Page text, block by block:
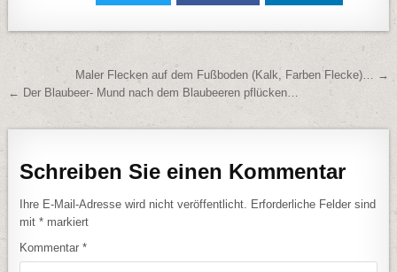
Beitragsnavigation
Maler Flecken auf dem Fußboden (Kalk, Farben Flecke)… →
← Der Blaubeer- Mund nach dem Blaubeeren pflücken…
Schreiben Sie einen Kommentar
Ihre E-Mail-Adresse wird nicht veröffentlicht.
Erforderliche Felder sind
mit* markiert
Kommentar*